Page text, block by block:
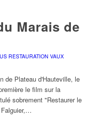
Marais de
RESTAURATION VAUX
de Plateau d'Hauteville, le
le film sur la
sobrement "Restaurer le
Falguier,…